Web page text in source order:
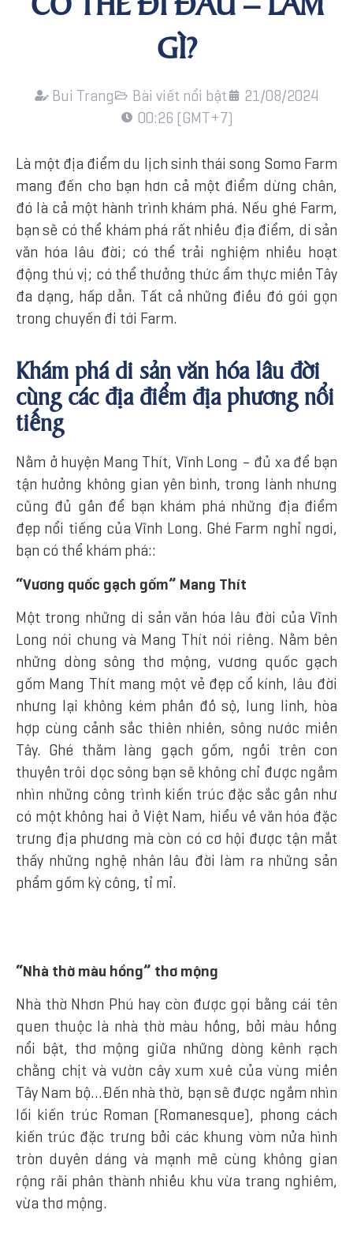
GÌ?
Bui Trang Bài viết nổi bật
21/08/2024
00:26 (GMT+7)
Là một địa điểm du lịch sinh thái song Somo Farm
mang đến cho bạn hơn cả một điểm dừng chân,
đó là cả một hành trình khám phá. Nếu ghé Farm,
bạn sẽ có thể khám phá rất nhiều địa điểm, di sản
văn hóa lâu đời; có thể trải nghiệm nhiều hoạt
động thú vị; có thể thưởng thức ẩm thực miền Tây
đa dạng, hấp dẫn. Tất cả những điều đó gói gọn
trong chuyến đi tới Farm.
Khám phá di sản văn hóa lâu đời
cùng các địa điểm địa phương nổi
tiếng
Nằm ở huyện Mang Thít, Vĩnh Long – đủ xa để bạn
tận hưởng không gian yên bình, trong lành nhưng
cũng đủ gần để bạn khám phá những địa điểm
đẹp nổi tiếng của Vĩnh Long. Ghé Farm nghỉ ngơi,
bạn có thể khám phá::
“Vương quốc gạch gốm” Mang Thít
Một trong những di sản văn hóa lâu đời của Vĩnh
Long nói chung và Mang Thít nói riêng. Nằm bên
những dòng sông thơ mộng, vương quốc gạch
gốm Mang Thít mang một vẻ đẹp cổ kính, lâu đời
nhưng lại không kém phần đồ sộ, lung linh, hòa
hợp cùng cảnh sắc thiên nhiên, sông nước miền
Tây. Ghé thăm làng gạch gốm, ngồi trên con
thuyền trôi dọc sông bạn sẽ không chỉ được ngắm
nhìn những công trình kiến trúc đặc sắc gần như
có một không hai ở Việt Nam, hiểu về văn hóa đặc
trưng địa phương mà còn có cơ hội được tận mắt
thấy những nghệ nhân lâu đời làm ra những sản
phẩm gốm kỳ công, tỉ mỉ.
“Nhà thờ màu hồng” thơ mộng
Nhà thờ Nhơn Phú hay còn được gọi bằng cái tên
quen thuộc là nhà thờ màu hồng, bởi màu hồng
nổi bật, thơ mộng giữa những dòng kênh rạch
chằng chịt và vườn cây xum xuê của vùng miền
Tây Nam bộ…Đến nhà thờ, bạn sẽ được ngắm nhìn
lối kiến trúc Roman (Romanesque), phong cách
kiến trúc đặc trưng bởi các khung vòm nửa hình
tròn duyên dáng và mạnh mẽ cùng không gian
rộng rãi phân thành nhiều khu vừa trang nghiêm,
vừa thơ mộng.